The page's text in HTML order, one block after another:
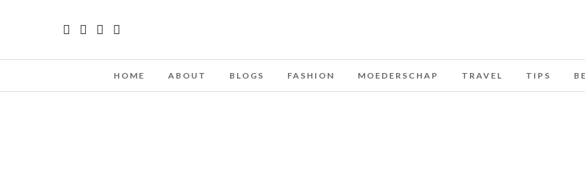
HOME ABOUT BLOGS FASHION MOEDERSCHAP TRAVEL TIPS